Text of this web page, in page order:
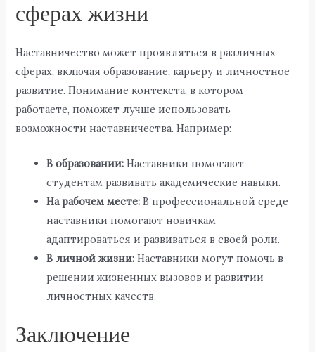
сферах жизни
Наставничество может проявляться в различных
сферах, включая образование, карьеру и личностное
развитие. Понимание контекста, в котором
работаете, поможет лучше использовать
возможности наставничества. Например:
В образовании: Наставники помогают
студентам развивать академические навыки.
На рабочем месте: В профессиональной среде
наставники помогают новичкам
адаптироваться и развиваться в своей роли.
В личной жизни: Наставники могут помочь в
решении жизненных вызовов и развитии
личностных качеств.
Заключение